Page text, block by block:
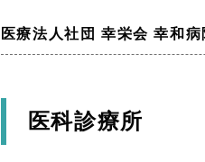
医療法人社団 幸栄会 幸和
医科診療所